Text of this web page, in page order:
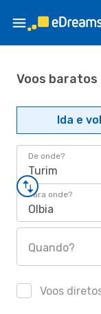
Voos baratos
Ida e
De onde?
Turim
Para onde?
Olbia
Quando?
Voos